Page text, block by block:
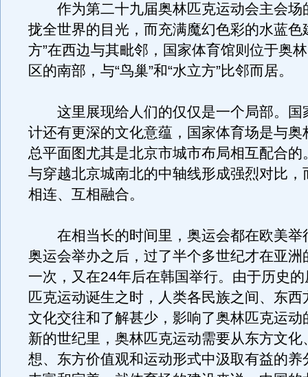
作为第二十九届奥林匹克运动会主会场
拢全世界的目光，而充满魔幻色彩的水蓝色
方”在西边与其毗邻，国家体育馆则位于奥
区的南部，与“鸟巢”和“水立方”比邻而居。
这里展现给人们的仅仅是一个局部。国
计还有更深的文化意蕴，国家体育场是与奥
总平面图尤其是北京市城市布局相互配合的
与穿越北京城南北的中轴线形成强烈对比，
相连、互相融合。
在相当长的时间里，奥运会都在欧美举
奥运会举办之后，过了半个多世纪才在亚洲
一次，又在24年后在韩国举行。由于历史
匹克运动诞生之时，人类各民族之间、东西
文化交往和了解甚少，影响了奥林匹克运动
新的世纪里，奥林匹克运动需要从东方文化
想、东方价值观和运动形式中汲取有益的养